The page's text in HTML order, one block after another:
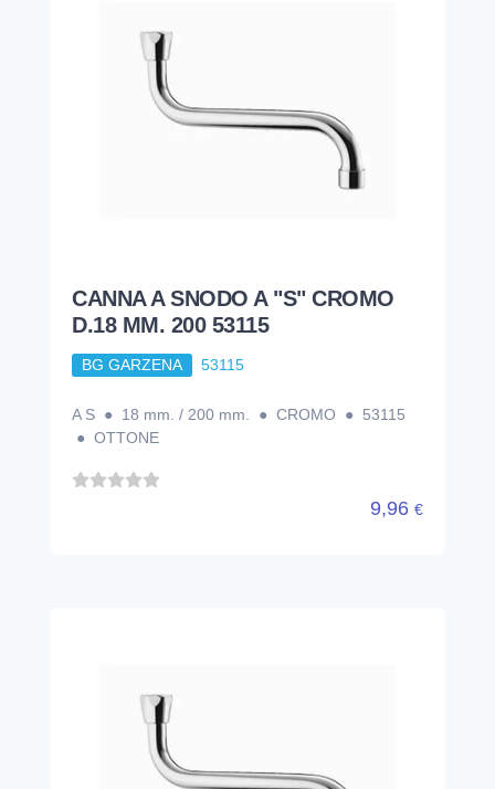
CANNA A SNODO A "S" CROMO
D.18 MM. 200 53115
BG GARZENA 53115
A S ● 18 mm. / 200 mm. ● CROMO ● 53115
● OTTONE
9,96 €